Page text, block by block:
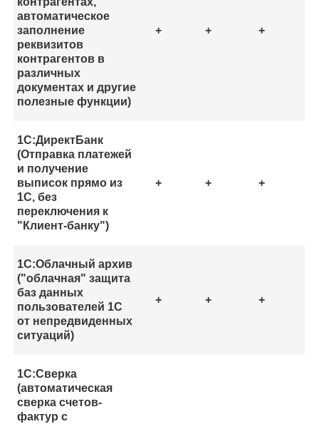
автоматическое
заполнение
реквизитов
контрагентов в
различных
документах и другие
полезные функции)
+ + +
1С:ДиректБанк
(Отправка платежей
и получение
выписок прямо из
1С, без
переключения к
"Клиент-банку")
+ + +
1С:Облачный архив
("облачная" защита
баз данных
пользователей 1С
от непредвиденных
ситуаций)
+ + +
1С:Сверка
(автоматическая
сверка счетов-
фактур с